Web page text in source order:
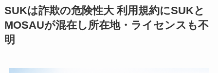
SUKは詐欺の危険性大 利用規約にSUKと
MOSAUが混在し所在地・ライセンスも不
明